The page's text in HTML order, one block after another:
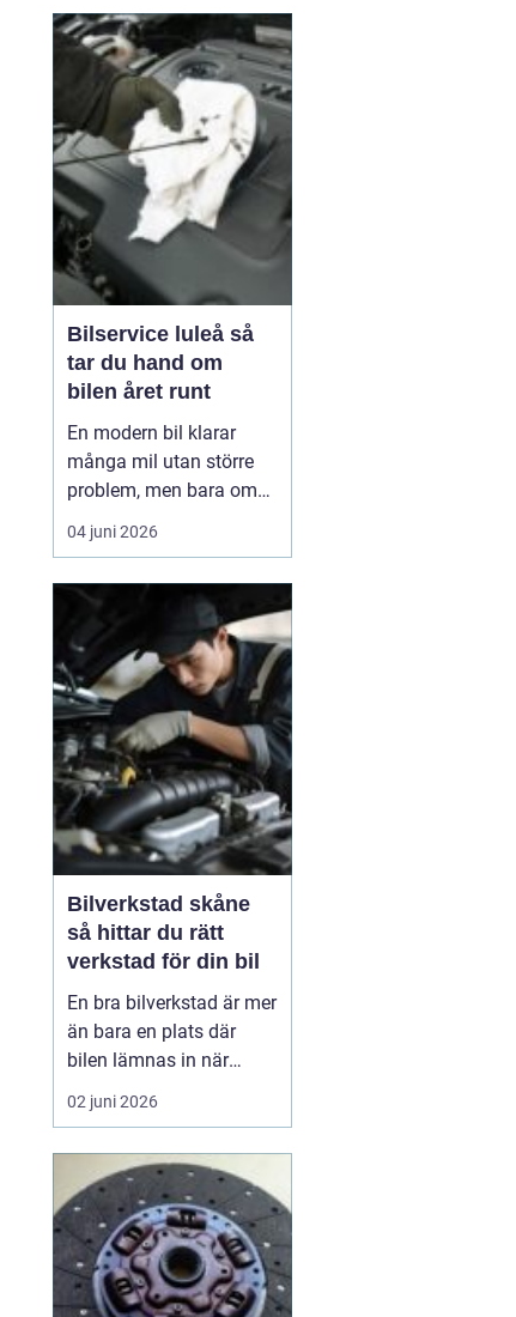
vetenskap och konst,
med en lång historia där
varje kulör b&...
Bilservice luleå så
tar du hand om
bilen året runt
En modern bil klarar
många mil utan större
problem, men bara om
service och underhåll
sköts i tid. I ett klimat
kalla vintrar, saltade
vägar och snabba
skiftningar i temperatur,
ställs bilen inför extra
hårda påfrestningar.
Därfö...
04 juni 2026
Bilverkstad skåne
så hittar du rätt
verkstad för din bil
En bra bilverkstad är mer
än bara en plats där
bilen lämnas in när
något går sönder. För
många bilägare i Skåne
verkstad om trygghet,
vardagslogistik och i
längden också om
ekonomi. En bil som
servas regelbundet håller
02 juni 2026